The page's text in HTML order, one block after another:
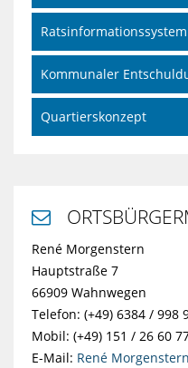
Ratsinformationssystem
Kommunaler
Quartierskonzept

René Morgenstern
Hauptstraße 7
66909 Wahnwegen
Telefon: (+49) 6384 / 998
Mobil: (+49) 151 / 26 60
E-Mail: René Morgenstern